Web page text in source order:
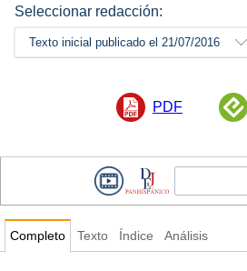
Seleccionar redacción:
Texto inicial publicado el 21/07/2016
PDF
Completo Texto Índice Análisis